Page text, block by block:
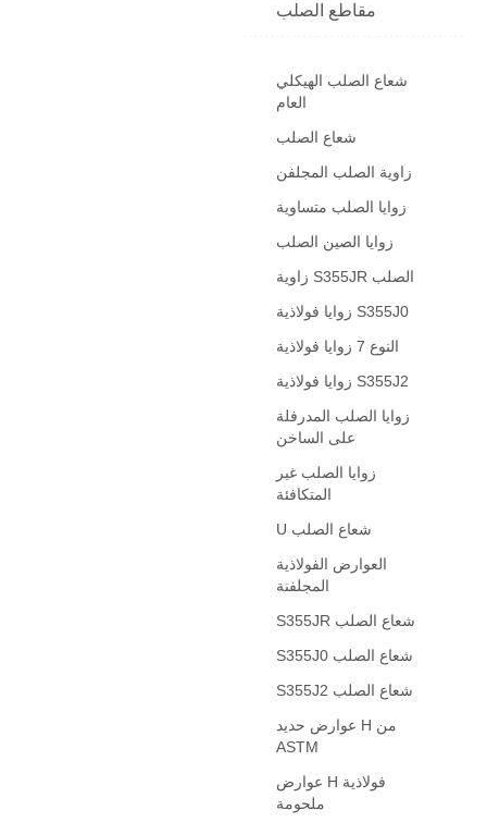
مقاطع الصلب
شعاع الصلب الهيكلي
العام
شعاع الصلب
زاوية الصلب المجلفن
زوايا الصلب متساوية
زوايا الصين الصلب
زاوية S355JR الصلب
زوايا فولاذية S355J0
النوع 7 زوايا فولاذية
زوايا فولاذية S355J2
زوايا الصلب المدرفلة
على الساخن
زوايا الصلب غير
المتكافئة
U شعاع الصلب
العوارض الفولاذية
المجلفنة
S355JR شعاع الصلب
S355J0 شعاع الصلب
S355J2 شعاع الصلب
عوارض حديد H من
ASTM
عوارض H فولاذية
ملحومة